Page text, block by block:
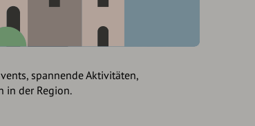
spannende Aktivitäten,
in der Region.